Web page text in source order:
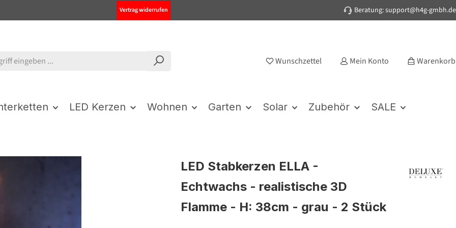
Vertrag widerrufen Beratung: support@h4g-gmbh.de
Wunschzettel Mein Konto Warenkorb
LED Kerzen Wohnen Garten Solar Zubehör SALE
LED Stabkerzen ELLA -
Echtwachs - realistische 3D
Flamme - H: 38cm - grau - 2 Stück